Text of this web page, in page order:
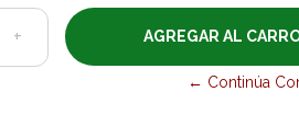
+
← Continúa